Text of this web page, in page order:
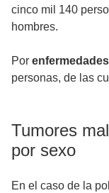
cinco mil 140
hombres.
Por
personas, de las
Tumores
por sexo
En el caso de la